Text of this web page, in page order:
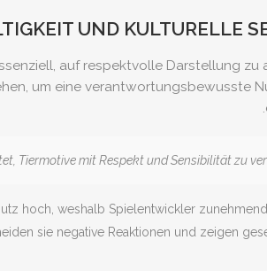
UND KULTURELLE
auf respektvolle Darstellung
um eine verantwortungsbewusste
hoch, weshalb Spielentwickler
sie negative Reaktionen und zeigen